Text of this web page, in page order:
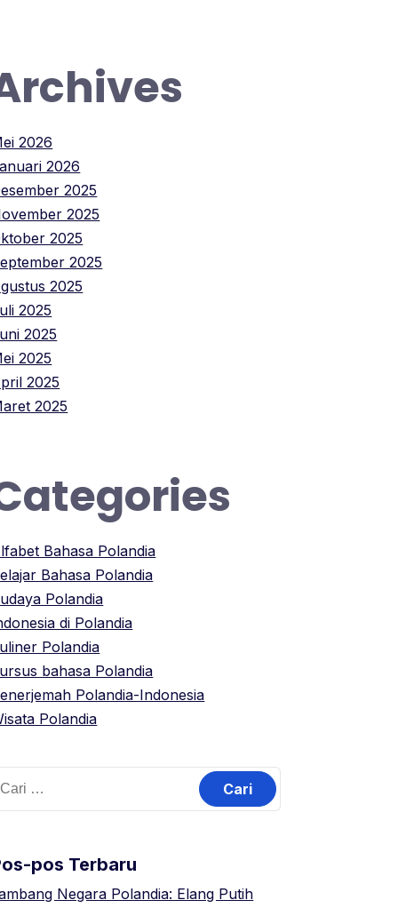
2026
2026
2025
2025
2025
2025
2025
2025
2025
2025
2025
2025
Bahasa Polandia
Bahasa Polandia
Polandia
di Polandia
Polandia
bahasa Polandia
Polandia-Indonesia
Polandia
pos Terbaru
Negara Polandia: Elang Putih